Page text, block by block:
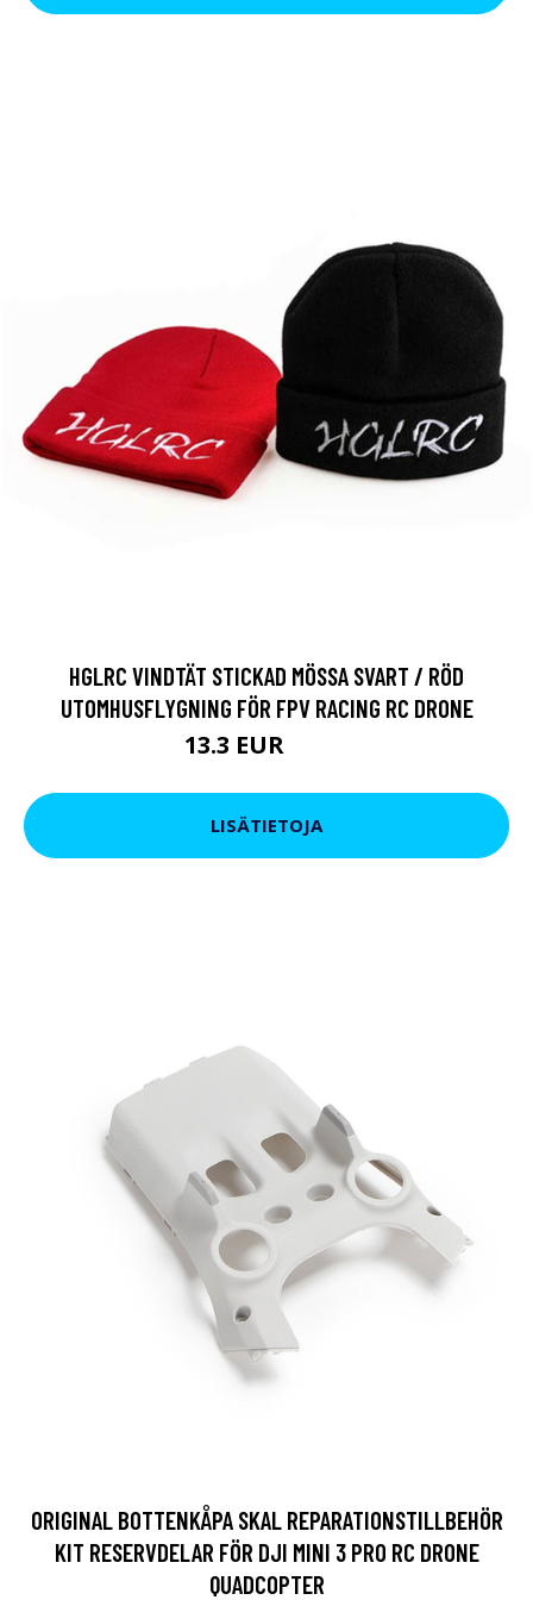
HGLRC VINDTÄT STICKAD MÖSSA SVART / RÖD
UTOMHUSFLYGNING FÖR FPV RACING RC DRONE
13.3 EUR
LISÄTIETOJA
ORIGINAL BOTTENKÅPA SKAL REPARATIONSTILLBEHÖR
KIT RESERVDELAR FÖR DJI MINI 3 PRO RC DRONE
QUADCOPTER